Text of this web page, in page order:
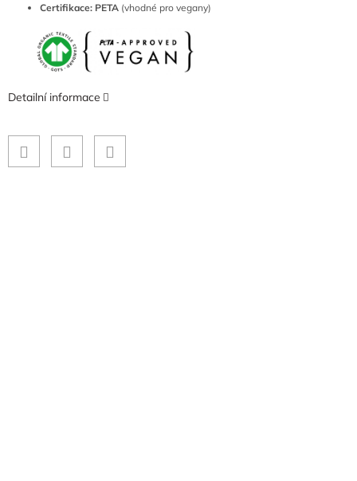
Certifikace: PETA (vhodné pro vegany)
Detailní informace